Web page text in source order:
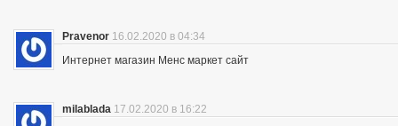
Pravenor 16.02.2020 в 04:34
Интернет магазин Менс маркет сайт
milablada 17.02.2020 в 16:22